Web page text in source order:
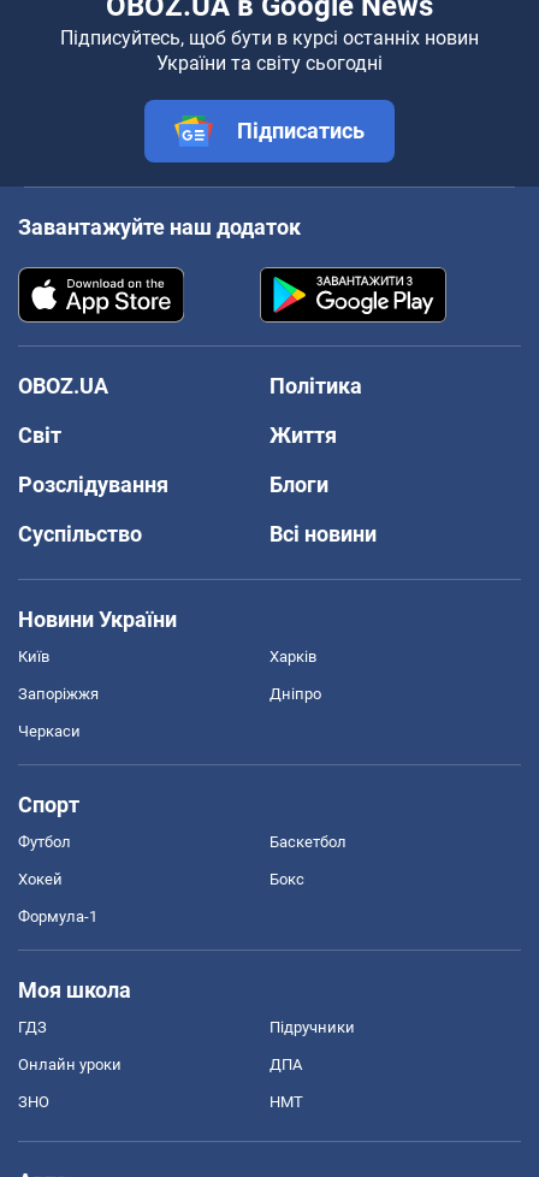
Підписуйтесь, щоб бути в курсі останніх новин
України та світу сьогодні
Підписатись
Завантажуйте наш додаток
OBOZ.UA
Політика
Світ
Життя
Розслідування
Блоги
Суспільство
Всі новини
Новини України
Київ Харків
Запоріжжя Дніпро
Черкаси
Спорт
Футбол Баскетбол
Хокей Бокс
Формула-1
Моя школа
ГДЗ Підручники
Онлайн уроки ДПА
ЗНО НМТ